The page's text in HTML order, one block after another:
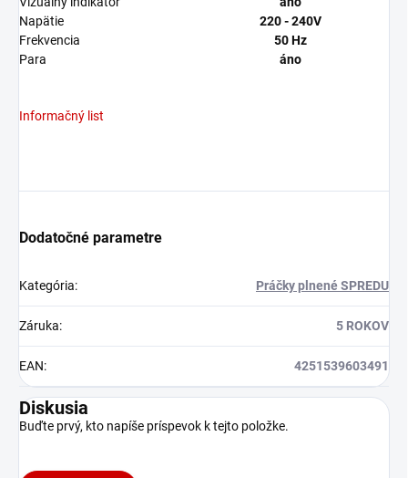
Napätie
220 - 240V
Frekvencia
50 Hz
Para
áno
Informačný list
Dodatočné parametre
Kategória: Práčky plnené SPREDU
Záruka: 5 ROKOV
EAN: 4251539603491
Diskusia
Buďte prvý, kto napíše príspevok k tejto položke.